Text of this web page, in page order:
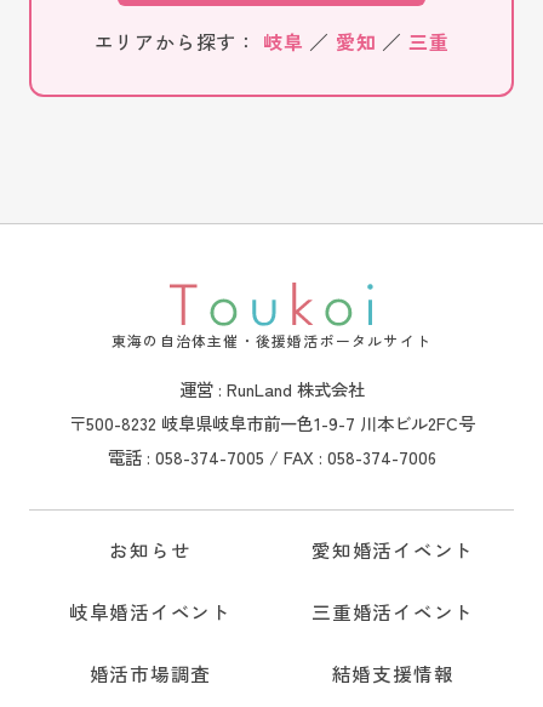
エリアから探す： 岐阜 ／ 愛知 ／ 三重
東海の自治体主催・後援婚活ポータルサイト
運営 : RunLand 株式会社
〒500-8232 岐阜県岐阜市前一色1-9-7 川本ビル2FC号
電話 : 058-374-7005 / FAX : 058-374-7006
お知らせ 愛知婚活イベント
岐阜婚活イベント 三重婚活イベント
婚活市場調査 結婚支援情報